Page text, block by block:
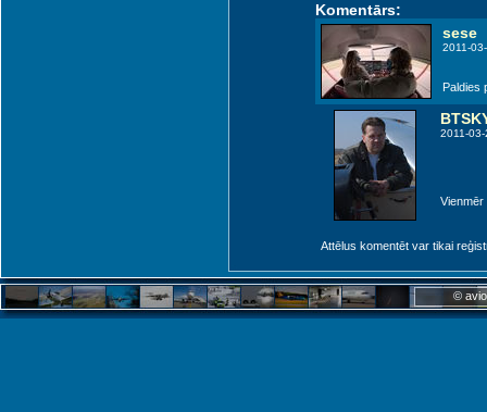
Komentārs:
sese
2011-
Paldies
2011-
Vienmēr
Attēlus komentēt var tikai
©